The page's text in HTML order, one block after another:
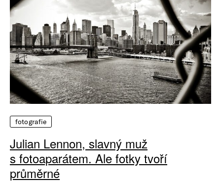
fotografie
Julian Lennon, slavný muž
s fotoaparátem. Ale fotky tvoří
průměrné